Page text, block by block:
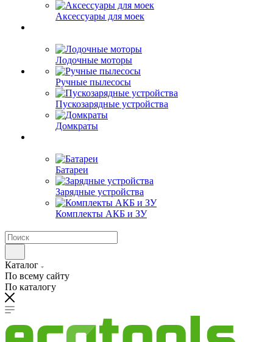
Аксессуары для моек
Лодочные моторы
Ручные пылесосы
Пускозарядные устройства
Домкраты
Батареи
Зарядные устройства
Комплекты АКБ и ЗУ
Каталог
По всему сайту
По каталогу